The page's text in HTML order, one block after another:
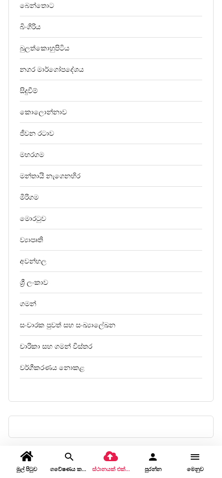
බෙන්තොට
බිංගිරිය
බුලත්කොහුපිටිය
නගර මාර්ගෝපදේශය
සිදුවීම්
කොලොන්නාව
ජීවන රටාව
මහරගම
මන්තායි නැගෙනහිර
මීරිගම
මොරටුව
ව්‍යාපෘති
අවන්හල
ශ්‍රී ලංකාව
ගමන්
සංචාරක පුවත් සහ සංඛ්‍යාලේඛන
චාරිකා සහ ගමන් විස්තර
වර්ගීකරණය නොකළ
මුල් පිටුව ගවේෂණය කරන්න ස්ථානයක් එක් කරන්න පුරන්න මෙනුව